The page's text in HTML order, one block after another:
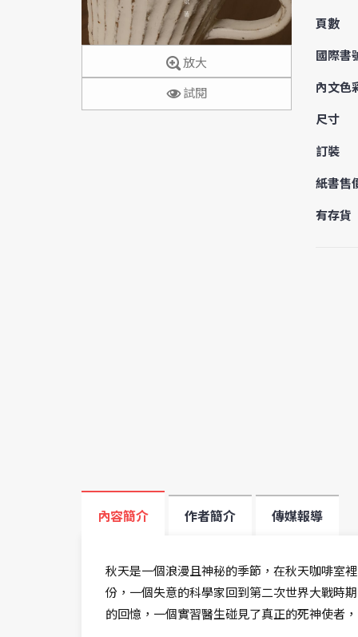
放大
試閱
頁數
國際書
內文色
尺寸
訂裝
紙書售
有存貨
內容簡介 作者簡介 傳媒報導
秋天是一個浪漫且神秘的季節，在秋天咖啡室
份，一個失意的科學家回到第二次世界大戰時
的回憶，一個實習醫生碰見了真正的死神使者